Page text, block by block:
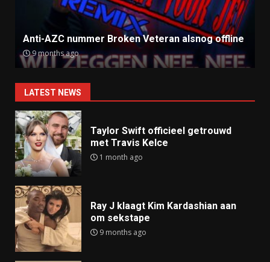
Anti-AZC nummer Broken Veteran alsnog offline
9 months ago
LATEST NEWS
Taylor Swift officieel getrouwd
met Travis Kelce
1 month ago
Ray J klaagt Kim Kardashian aan
om sekstape
9 months ago